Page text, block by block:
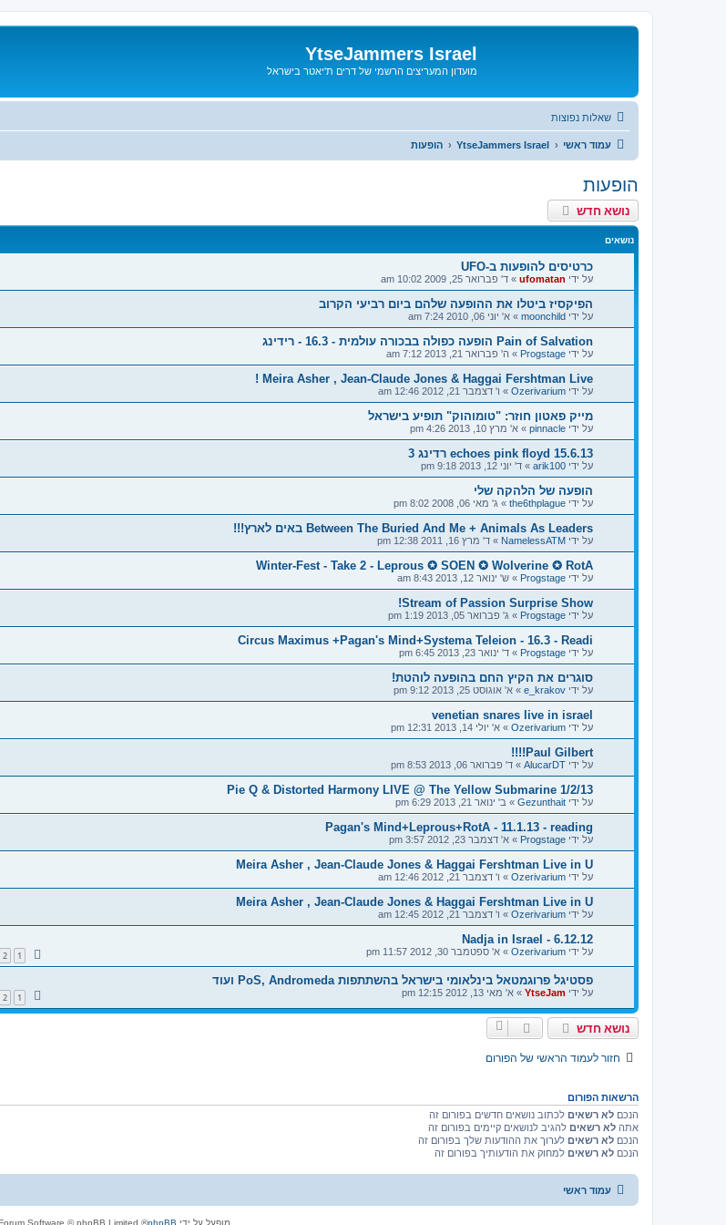
YtseJammers Israel
מועדון המעריצים הרשמי של דרים ת'יאטר בישראל
שאלות נפוצות
עמוד ראשי YtseJammers Israel הופעות
הופעות
נושא חדש
נושאים
כרטיסים להופעות ב-UFO
על ידי ufomatan
» ד' פברואר 25, 2009 10:02 am
הפיקסיז ביטלו את ההופעה שלהם ביום רביעי הקרוב
על ידי moonchild
» א' יוני 06, 2010 7:24 am
Pain of Salvation הופעה כפולה בבכורה עולמית - 16.3 - רידינג
על ידי Progstage
» ה' פברואר 21, 2013 7:12 am
Meira Asher , Jean-Claude Jones & Haggai Fershtman Live !
על ידי Ozerivarium
» ו' דצמבר 21, 2012 12:46 am
מייק פאטון חוזר: "טומוהוק" תופיע בישראל
על ידי pinnacle
» א' מרץ 10, 2013 4:26 pm
echoes pink floyd 15.6.13 רדינג 3
על ידי arik100
» ד' יוני 12, 2013 9:18 pm
הופעה של הלהקה שלי
על ידי the6thplague
» ג' מאי 06, 2008 8:02 pm
Between The Buried And Me + Animals As Leaders באים לארץ!!!
על ידי NamelessATM
» ד' מרץ 16, 2011 12:38 pm
Winter-Fest - Take 2 - Leprous ✪ SOEN ✪ Wolverine ✪ RotA
על ידי Progstage
» ש' ינואר 12, 2013 8:43 am
Stream of Passion Surprise Show!
על ידי Progstage
» ג' פברואר 05, 2013 1:19 pm
Circus Maximus +Pagan's Mind+Systema Teleion - 16.3 - Readi
על ידי Progstage
» ד' ינואר 23, 2013 6:45 pm
סוגרים את הקיץ החם בהופעה לוהטת!
על ידי e_krakov
» א' אוגוסט 25, 2013 9:12 pm
venetian snares live in israel
על ידי Ozerivarium
» א' יולי 14, 2013 12:31 pm
Paul Gilbert!!!!
על ידי AlucarDT
» ד' פברואר 06, 2013 8:53 pm
Pie Q & Distorted Harmony LIVE @ The Yellow Submarine 1/2/13
על ידי Gezunthait
» ב' ינואר 21, 2013 6:29 pm
Pagan's Mind+Leprous+RotA - 11.1.13 - reading
על ידי Progstage
» א' דצמבר 23, 2012 3:57 pm
Meira Asher , Jean-Claude Jones & Haggai Fershtman Live in U
על ידי Ozerivarium
» ו' דצמבר 21, 2012 12:46 am
Meira Asher , Jean-Claude Jones & Haggai Fershtman Live in U
על ידי Ozerivarium
» ו' דצמבר 21, 2012 12:45 am
Nadja in Israel - 6.12.12
על ידי Ozerivarium
» א' ספטמבר 30, 2012 11:57 pm 1
2
פסטיגל פרוגמטאל בינלאומי בישראל בהשתתפות PoS, Andromeda ועוד
על ידי YtseJam
» א' מאי 13, 2012 12:15 pm 1
2
נושא חדש
חזור לעמוד הראשי של הפורום
הרשאות הפורום
הנכם לא רשאים לכתוב נושאים חדשים בפורום זה
אתה לא רשאים להגיב לנושאים קיימים בפורום זה
הנכם לא רשאים לערוך את ההודעות שלך בפורום זה
הנכם לא רשאים למחוק את הודעותיך בפורום זה
עמוד ראשי
מופעל על ידי phpBB
® Forum Software © phpBB Limited